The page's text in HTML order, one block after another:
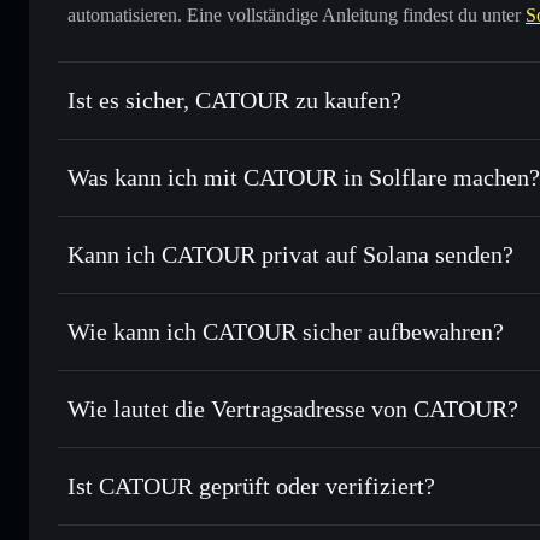
automatisieren. Eine vollständige Anleitung findest du unter
Ist es sicher, CATOUR zu kaufen?
CATOUR nicht verifiziert
Was kann ich mit CATOUR in Solflare machen?
CATOUR
Solflare-Wallet
Sofort tauschen– handle CATOUR gegen SOL, USDC
Durchschnittskosteneffekt nutzen – Schritt für Schritt
Privat senden– übertrage CATOUR, ohne Wallets
Privacy Aggregators
kontrollierst
Kann ich CATOUR privat auf Solana senden?
Privacy
Wie kann ich CATOUR sicher aufbewahren?
CATOUR
Privacy Aggregator
Wie lautet die Vertragsadresse von CATOUR?
CATOUR
C94en1fg5A5JXQ12b6i5XK1kuoUvA3v86vve9gbEcMJs
CATOUR
Ist CATOUR geprüft oder verifiziert?
CATOUR derzeit nicht